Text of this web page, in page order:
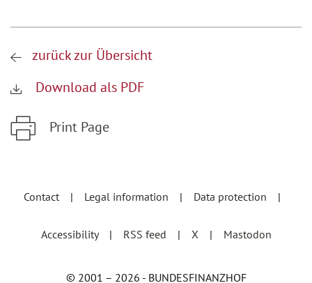
zurück zur Übersicht
Download als PDF
Print Page
Contact
Legal information Data protection
Accessibility RSS feed X Mastodon
© 2001 – 2026 - BUNDESFINANZHOF